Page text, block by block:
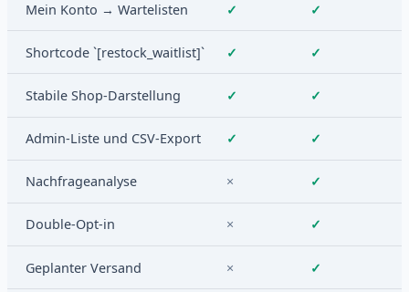
Mein Konto → Wartelisten ✓ ✓
Shortcode `[restock_waitlist]` ✓ ✓
Stabile Shop-Darstellung ✓ ✓
Admin-Liste und CSV-Export ✓ ✓
Nachfrageanalyse × ✓
Double-Opt-in × ✓
Geplanter Versand × ✓